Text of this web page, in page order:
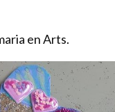
en Arts.